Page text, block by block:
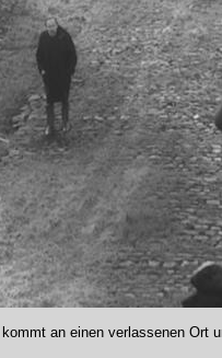
kommt an einen verlassenen Ort